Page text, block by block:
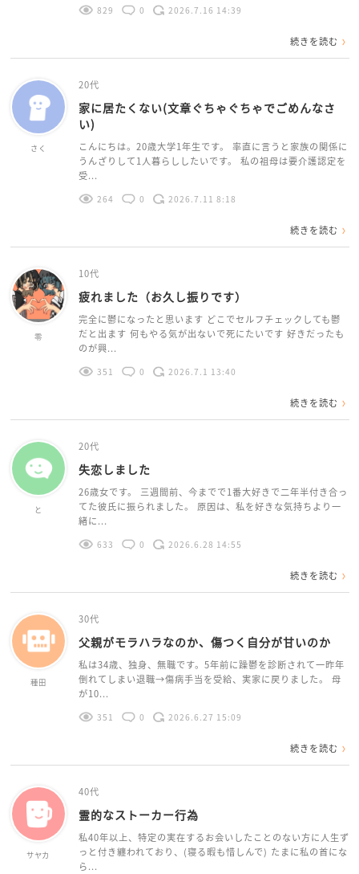
829 0 2026.7.16 14:39
続きを読む
さく
20代
家に居たくない(文章ぐちゃぐちゃでごめんなさ
い)
こんにちは。20歳大学1年生です。 率直に言うと家族の関係に
うんざりして1人暮らししたいです。 私の祖母は要介護認定を
受...
264 0 2026.7.11 8:18
続きを読む
零
10代
疲れました（お久し振りです）
完全に鬱になったと思います どこでセルフチェックしても鬱
だと出ます 何もやる気が出ないで死にたいです 好きだったも
のが興...
351 0 2026.7.1 13:40
続きを読む
と
20代
失恋しました
26歳女です。 三週間前、今までで1番大好きで二年半付き合っ
てた彼氏に振られました。 原因は、私を好きな気持ちより一
緒に...
633 0 2026.6.28 14:55
続きを読む
種田
30代
父親がモラハラなのか、傷つく自分が甘いのか
私は34歳、独身、無職です。5年前に躁鬱を診断されて一昨年
倒れてしまい退職→傷病手当を受給、実家に戻りました。 母
が10...
351 0 2026.6.27 15:09
続きを読む
サヤカ
40代
霊的なストーカー行為
私40年以上、特定の実在するお会いしたことのない方に人生ず
っと付き纏われており、(寝る暇も惜しんで) たまに私の首にな
ら...